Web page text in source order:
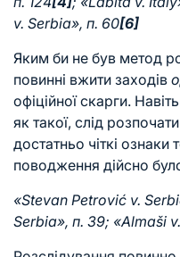
v. Serbia», п. 60[6]
Яким би не був метод
повинні вжити заходів
офіційної скарги.
як такої, слід
достатньо чіткі
поводження дійсно
«Stevan Petrović v.
Serbia», п. 39; «Almaši